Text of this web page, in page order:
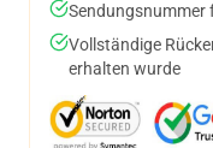
Sendungsnummer
Vollständige
erhalten wurde